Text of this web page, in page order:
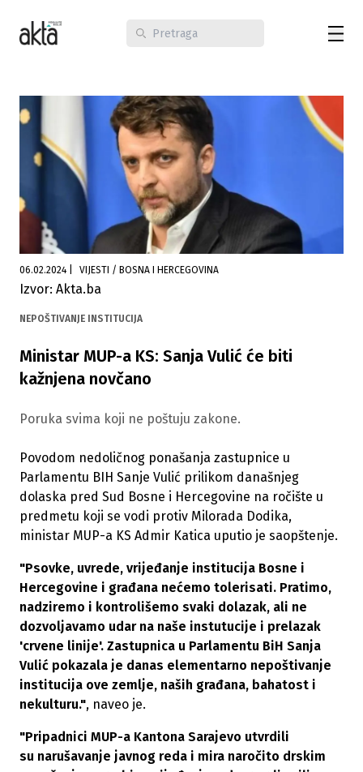
06.02.2024 VIJESTI / BOSNA I HERCEGOVINA
Izvor: Akta.ba
NEPOŠTIVANJE INSTITUCIJA
Ministar MUP-a KS: Sanja Vulić će biti
kažnjena novčano
Poruka svima koji ne poštuju zakone.
Povodom nedoličnog ponašanja zastupnice u
Parlamentu BIH Sanje Vulić prilikom današnjeg
dolaska pred Sud Bosne i Hercegovine na ročište u
predmetu koji se vodi protiv Milorada Dodika,
ministar MUP-a KS Admir Katica uputio je saopštenje.
"Psovke, uvrede, vrijeđanje institucija Bosne i
Hercegovine i građana nećemo tolerisati. Pratimo,
nadziremo i kontrolišemo svaki dolazak, ali ne
dozvoljavamo udar na naše instutucije i prelazak
'crvene linije'. Zastupnica u Parlamentu BiH Sanja
Vulić pokazala je danas elementarno nepoštivanje
institucija ove zemlje, naših građana, bahatost i
nekulturu.", naveo je.
"Pripadnici MUP-a Kantona Sarajevo utvrdili
su narušavanje javnog reda i mira naročito drskim